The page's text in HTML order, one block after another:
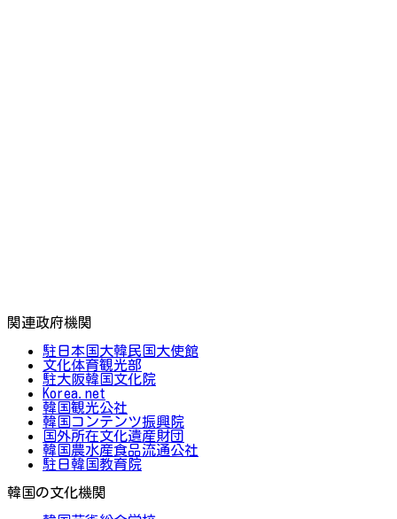
関連政府機関
駐日本国大韓民国大使館
文化体育観光部
駐大阪韓国文化院
Korea.net
韓国観光公社
韓国コンテンツ振興院
国外所在文化遺産財団
韓国農水産食品流通公社
駐日韓国教育院
韓国の文化機関